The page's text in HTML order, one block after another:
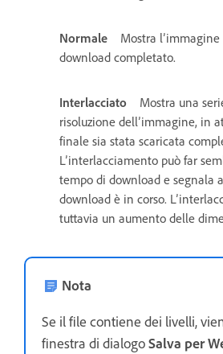
Normale
Mostra
download completato.
Interlacciato
Mostra una
risoluzione dell’immagine, in
finale sia stata scaricata
L’interlacciamento può far
tempo di download e segnala
download è in corso.
tuttavia un aumento delle
Nota
Se il file contiene dei livelli,
finestra di dialogoSalva per